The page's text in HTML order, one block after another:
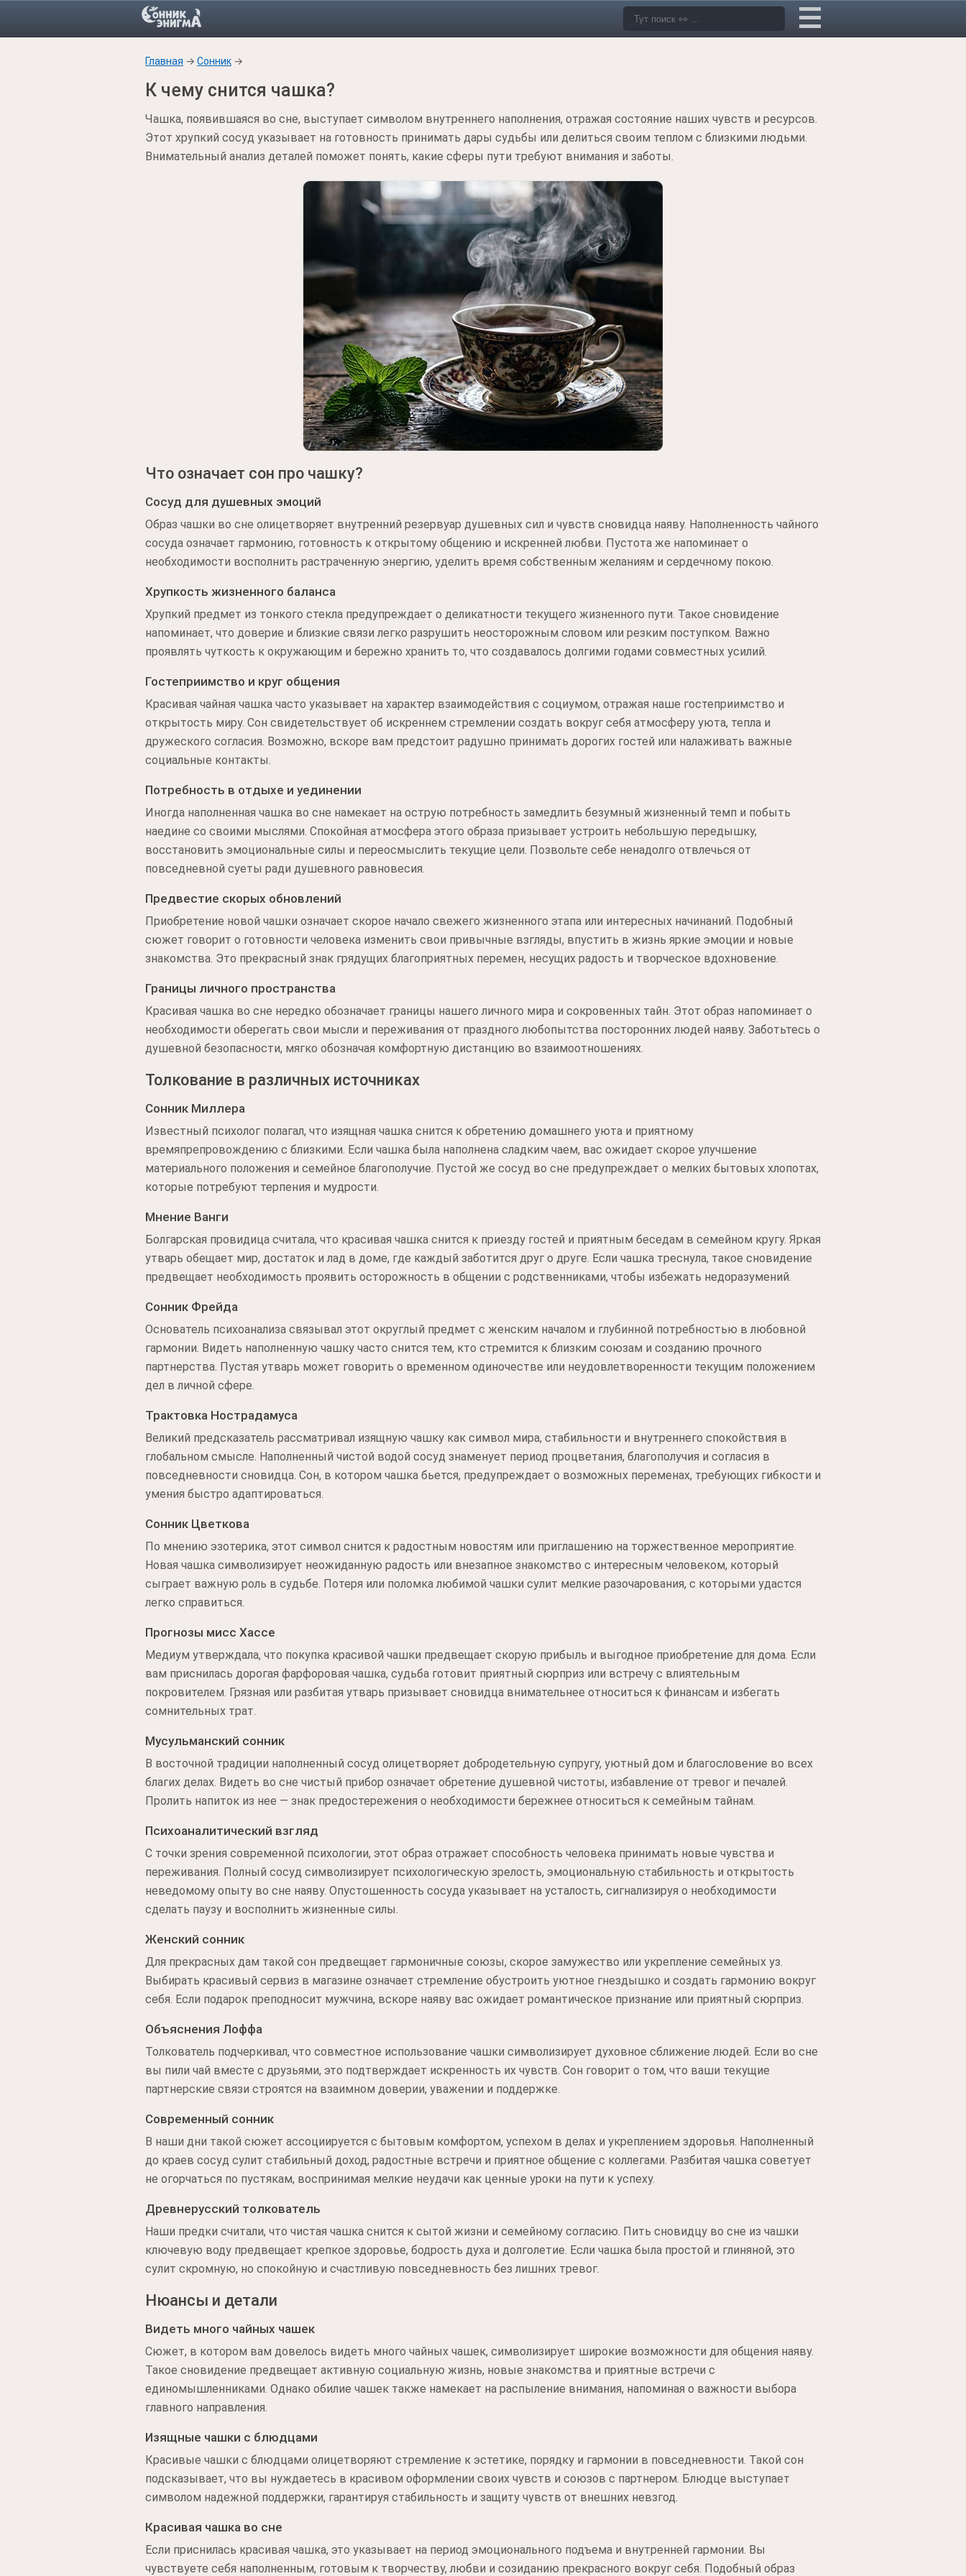
Главная → Сонник →
К чему снится чашка?
Чашка, появившаяся во сне, выступает символом внутреннего наполнения, отражая состояние наших чувств и ресурсов.
Этот хрупкий сосуд указывает на готовность принимать дары судьбы или делиться своим теплом с близкими людьми.
Внимательный анализ деталей поможет понять, какие сферы пути требуют внимания и заботы.
Что означает сон про чашку?
Сосуд для душевных эмоций
Образ чашки во сне олицетворяет внутренний резервуар душевных сил и чувств сновидца наяву. Наполненность чайного
сосуда означает гармонию, готовность к открытому общению и искренней любви. Пустота же напоминает о
необходимости восполнить растраченную энергию, уделить время собственным желаниям и сердечному покою.
Хрупкость жизненного баланса
Хрупкий предмет из тонкого стекла предупреждает о деликатности текущего жизненного пути. Такое сновидение
напоминает, что доверие и близкие связи легко разрушить неосторожным словом или резким поступком. Важно
проявлять чуткость к окружающим и бережно хранить то, что создавалось долгими годами совместных усилий.
Гостеприимство и круг общения
Красивая чайная чашка часто указывает на характер взаимодействия с социумом, отражая наше гостеприимство и
открытость миру. Сон свидетельствует об искреннем стремлении создать вокруг себя атмосферу уюта, тепла и
дружеского согласия. Возможно, вскоре вам предстоит радушно принимать дорогих гостей или налаживать важные
социальные контакты.
Потребность в отдыхе и уединении
Иногда наполненная чашка во сне намекает на острую потребность замедлить безумный жизненный темп и побыть
наедине со своими мыслями. Спокойная атмосфера этого образа призывает устроить небольшую передышку,
восстановить эмоциональные силы и переосмыслить текущие цели. Позвольте себе ненадолго отвлечься от
повседневной суеты ради душевного равновесия.
Предвестие скорых обновлений
Приобретение новой чашки означает скорое начало свежего жизненного этапа или интересных начинаний. Подобный
сюжет говорит о готовности человека изменить свои привычные взгляды, впустить в жизнь яркие эмоции и новые
знакомства. Это прекрасный знак грядущих благоприятных перемен, несущих радость и творческое вдохновение.
Границы личного пространства
Красивая чашка во сне нередко обозначает границы нашего личного мира и сокровенных тайн. Этот образ напоминает о
необходимости оберегать свои мысли и переживания от праздного любопытства посторонних людей наяву. Заботьтесь о
душевной безопасности, мягко обозначая комфортную дистанцию во взаимоотношениях.
Толкование в различных источниках
Сонник Миллера
Известный психолог полагал, что изящная чашка снится к обретению домашнего уюта и приятному
времяпрепровождению с близкими. Если чашка была наполнена сладким чаем, вас ожидает скорое улучшение
материального положения и семейное благополучие. Пустой же сосуд во сне предупреждает о мелких бытовых хлопотах,
которые потребуют терпения и мудрости.
Мнение Ванги
Болгарская провидица считала, что красивая чашка снится к приезду гостей и приятным беседам в семейном кругу. Яркая
утварь обещает мир, достаток и лад в доме, где каждый заботится друг о друге. Если чашка треснула, такое сновидение
предвещает необходимость проявить осторожность в общении с родственниками, чтобы избежать недоразумений.
Сонник Фрейда
Основатель психоанализа связывал этот округлый предмет с женским началом и глубинной потребностью в любовной
гармонии. Видеть наполненную чашку часто снится тем, кто стремится к близким союзам и созданию прочного
партнерства. Пустая утварь может говорить о временном одиночестве или неудовлетворенности текущим положением
дел в личной сфере.
Трактовка Нострадамуса
Великий предсказатель рассматривал изящную чашку как символ мира, стабильности и внутреннего спокойствия в
глобальном смысле. Наполненный чистой водой сосуд знаменует период процветания, благополучия и согласия в
повседневности сновидца. Сон, в котором чашка бьется, предупреждает о возможных переменах, требующих гибкости и
умения быстро адаптироваться.
Сонник Цветкова
По мнению эзотерика, этот символ снится к радостным новостям или приглашению на торжественное мероприятие.
Новая чашка символизирует неожиданную радость или внезапное знакомство с интересным человеком, который
сыграет важную роль в судьбе. Потеря или поломка любимой чашки сулит мелкие разочарования, с которыми удастся
легко справиться.
Прогнозы мисс Хассе
Медиум утверждала, что покупка красивой чашки предвещает скорую прибыль и выгодное приобретение для дома. Если
вам приснилась дорогая фарфоровая чашка, судьба готовит приятный сюрприз или встречу с влиятельным
покровителем. Грязная или разбитая утварь призывает сновидца внимательнее относиться к финансам и избегать
сомнительных трат.
Мусульманский сонник
В восточной традиции наполненный сосуд олицетворяет добродетельную супругу, уютный дом и благословение во всех
благих делах. Видеть во сне чистый прибор означает обретение душевной чистоты, избавление от тревог и печалей.
Пролить напиток из нее — знак предостережения о необходимости бережнее относиться к семейным тайнам.
Психоаналитический взгляд
С точки зрения современной психологии, этот образ отражает способность человека принимать новые чувства и
переживания. Полный сосуд символизирует психологическую зрелость, эмоциональную стабильность и открытость
неведомому опыту во сне наяву. Опустошенность сосуда указывает на усталость, сигнализируя о необходимости
сделать паузу и восполнить жизненные силы.
Женский сонник
Для прекрасных дам такой сон предвещает гармоничные союзы, скорое замужество или укрепление семейных уз.
Выбирать красивый сервиз в магазине означает стремление обустроить уютное гнездышко и создать гармонию вокруг
себя. Если подарок преподносит мужчина, вскоре наяву вас ожидает романтическое признание или приятный сюрприз.
Объяснения Лоффа
Толкователь подчеркивал, что совместное использование чашки символизирует духовное сближение людей. Если во сне
вы пили чай вместе с друзьями, это подтверждает искренность их чувств. Сон говорит о том, что ваши текущие
партнерские связи строятся на взаимном доверии, уважении и поддержке.
Современный сонник
В наши дни такой сюжет ассоциируется с бытовым комфортом, успехом в делах и укреплением здоровья. Наполненный
до краев сосуд сулит стабильный доход, радостные встречи и приятное общение с коллегами. Разбитая чашка советует
не огорчаться по пустякам, воспринимая мелкие неудачи как ценные уроки на пути к успеху.
Древнерусский толкователь
Наши предки считали, что чистая чашка снится к сытой жизни и семейному согласию. Пить сновидцу во сне из чашки
ключевую воду предвещает крепкое здоровье, бодрость духа и долголетие. Если чашка была простой и глиняной, это
сулит скромную, но спокойную и счастливую повседневность без лишних тревог.
Нюансы и детали
Видеть много чайных чашек
Сюжет, в котором вам довелось видеть много чайных чашек, символизирует широкие возможности для общения наяву.
Такое сновидение предвещает активную социальную жизнь, новые знакомства и приятные встречи с
единомышленниками. Однако обилие чашек также намекает на распыление внимания, напоминая о важности выбора
главного направления.
Изящные чашки с блюдцами
Красивые чашки с блюдцами олицетворяют стремление к эстетике, порядку и гармонии в повседневности. Такой сон
подсказывает, что вы нуждаетесь в красивом оформлении своих чувств и союзов с партнером. Блюдце выступает
символом надежной поддержки, гарантируя стабильность и защиту чувств от внешних невзгод.
Красивая чашка во сне
Если приснилась красивая чашка, это указывает на период эмоционального подъема и внутренней гармонии. Вы
чувствуете себя наполненным, готовым к творчеству, любви и созиданию прекрасного вокруг себя. Подобный образ